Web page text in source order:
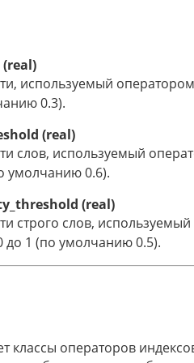
используемый оператором
0.3).
(real)
слов, используемый
умолчанию 0.6).
(real)
строго слов,
до 1 (по умолчанию 0.5).
классы операторов